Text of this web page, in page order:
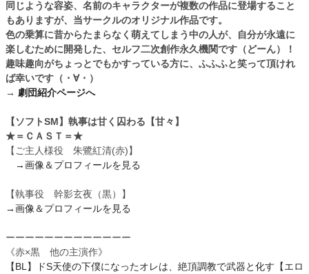
同じような容姿、名前のキャラクターが複数の作品に登場すること
もありますが、当サークルのオリジナル作品です。
色の乗算に昔からたまらなく萌えてしまう中の人が、自分が永遠に
楽しむために開発した、セルフ二次創作永久機関です（どーん）！
趣味趣向がちょっとでもかすっている方に、ふふふと笑って頂けれ
ば幸いです（・∀・）
→ 劇団紹介ページへ
【ソフトSM】執事は甘く囚わる【甘々】
★＝ＣＡＳＴ＝★
【ご主人様役 朱鷺紅清(赤)】
→画像＆プロフィールを見る
【執事役 幹影玄夜（黒）】
→画像＆プロフィールを見る
ーーーーーーーーーーーーー
《赤×黒 他の主演作》
【BL】ドS天使の下僕になったオレは、絶頂調教で武器と化す【エロ